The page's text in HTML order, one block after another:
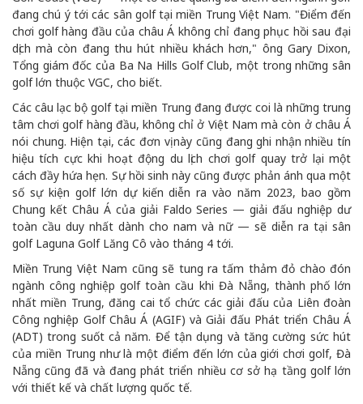
đang chú ý tới các sân golf tại miền Trung Việt Nam. "Điểm đến
chơi golf hàng đầu của châu Á không chỉ đang phục hồi sau đại
dịch mà còn đang thu hút nhiều khách hơn," ông Gary Dixon,
Tổng giám đốc của Ba Na Hills Golf Club, một trong những sân
golf lớn thuộc VGC, cho biết.
Các câu lạc bộ golf tại miền Trung đang được coi là những trung
tâm chơi golf hàng đầu, không chỉ ở Việt Nam mà còn ở châu Á
nói chung. Hiện tại, các đơn vị này cũng đang ghi nhận nhiều tín
hiệu tích cực khi hoạt động du lịch chơi golf quay trở lại một
cách đầy hứa hẹn. Sự hồi sinh này cũng được phản ánh qua một
số sự kiện golf lớn dự kiến diễn ra vào năm 2023, bao gồm
Chung kết Châu Á của giải Faldo Series — giải đấu nghiệp dư
toàn cầu duy nhất dành cho nam và nữ — sẽ diễn ra tại sân
golf Laguna Golf Lăng Cô vào tháng 4 tới.
Miền Trung Việt Nam cũng sẽ tung ra tấm thảm đỏ chào đón
ngành công nghiệp golf toàn cầu khi Đà Nẵng, thành phố lớn
nhất miền Trung, đăng cai tổ chức các giải đấu của Liên đoàn
Công nghiệp Golf Châu Á (AGIF) và Giải đấu Phát triển Châu Á
(ADT) trong suốt cả năm. Để tận dụng và tăng cường sức hút
của miền Trung như là một điểm đến lớn của giới chơi golf, Đà
Nẵng cũng đã và đang phát triển nhiều cơ sở hạ tầng golf lớn
với thiết kế và chất lượng quốc tế.